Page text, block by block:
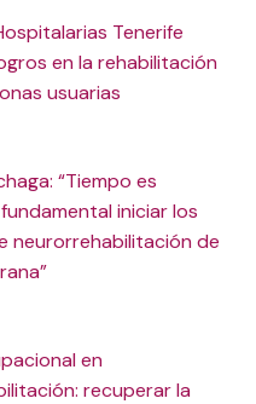
Tenerife
en la rehabilitación
usuarias
“Tiempo es
iniciar los
neurorrehabilitación de
en
recuperar la